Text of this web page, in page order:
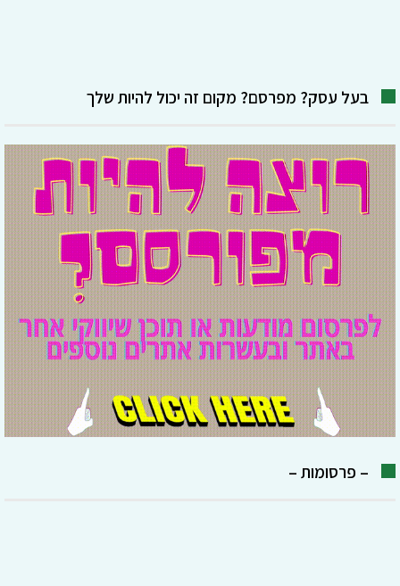
בעל עסק? מפרסם? מקום זה יכול להיות שלך
– פרסומות –